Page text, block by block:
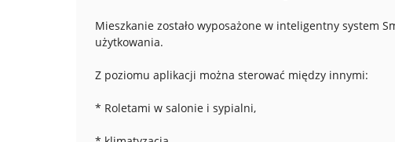
Mieszkanie zostało wyposażone w inteligentny system
użytkowania.
Z poziomu aplikacji można sterować między innymi:
* Roletami w salonie i sypialni,